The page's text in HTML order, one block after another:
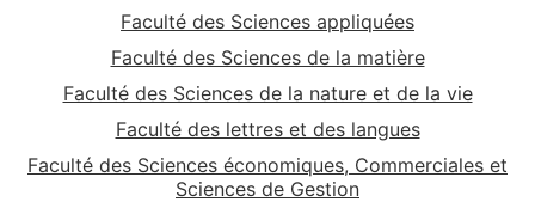
Faculté des Sciences appliquées
Faculté des Sciences de la matière
Faculté des Sciences de la nature et de la vie
Faculté des lettres et des langues
Faculté des Sciences économiques, Commerciales et
Sciences de Gestion